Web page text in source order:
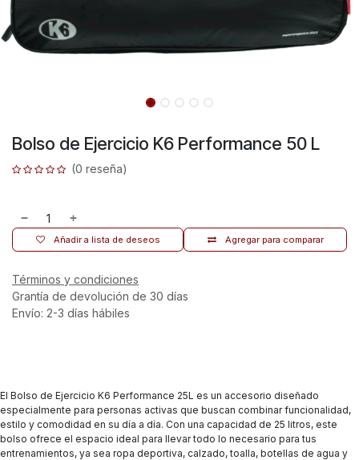
Bolso de Ejercicio K6 Performance 50 L
(0 reseña)
Agregar para comparar
Añadir a lista de deseos
Términos y condiciones
Grantía de devolución de 30 días
Envío: 2-3 días hábiles
El Bolso de Ejercicio K6 Performance 25L es un accesorio diseñado
especialmente para personas activas que buscan combinar funcionalidad,
estilo y comodidad en su día a día. Con una capacidad de 25 litros, este
bolso ofrece el espacio ideal para llevar todo lo necesario para tus
entrenamientos, ya sea ropa deportiva, calzado, toalla, botellas de agua y